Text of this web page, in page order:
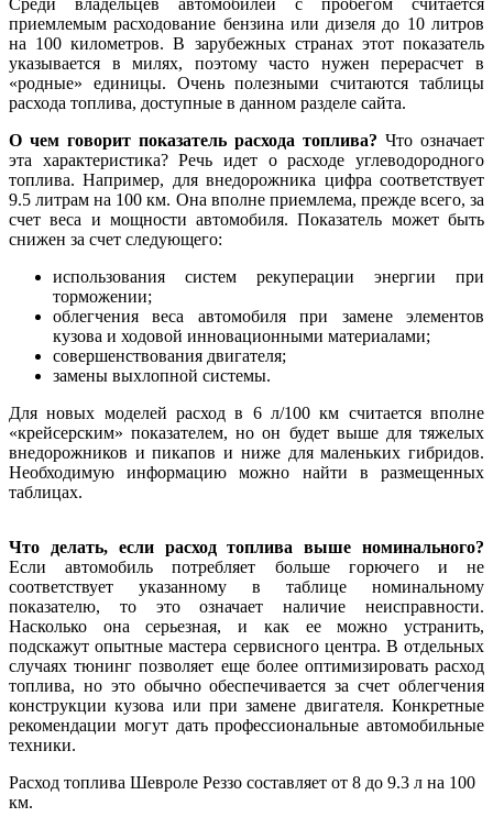
Среди владельцев автомобилей с пробегом считается
приемлемым расходование бензина или дизеля до 10 литров
на 100 километров. В зарубежных странах этот показатель
указывается в милях, поэтому часто нужен перерасчет в
«родные» единицы. Очень полезными считаются таблицы
расхода топлива, доступные в данном разделе сайта.
О чем говорит показатель расхода топлива? Что означает
эта характеристика? Речь идет о расходе углеводородного
топлива. Например, для внедорожника цифра соответствует
9.5 литрам на 100 км. Она вполне приемлема, прежде всего, за
счет веса и мощности автомобиля. Показатель может быть
снижен за счет следующего:
использования систем рекуперации энергии при
торможении;
облегчения веса автомобиля при замене элементов
кузова и ходовой инновационными материалами;
совершенствования двигателя;
замены выхлопной системы.
Для новых моделей расход в 6 л/100 км считается вполне
«крейсерским» показателем, но он будет выше для тяжелых
внедорожников и пикапов и ниже для маленьких гибридов.
Необходимую информацию можно найти в размещенных
таблицах.
Что делать, если расход топлива выше номинального?
Если автомобиль потребляет больше горючего и не
соответствует указанному в таблице номинальному
показателю, то это означает наличие неисправности.
Насколько она серьезная, и как ее можно устранить,
подскажут опытные мастера сервисного центра. В отдельных
случаях тюнинг позволяет еще более оптимизировать расход
топлива, но это обычно обеспечивается за счет облегчения
конструкции кузова или при замене двигателя. Конкретные
рекомендации могут дать профессиональные автомобильные
техники.
Расход топлива Шевроле Реззо составляет от 8 до 9.3 л на 100
км.